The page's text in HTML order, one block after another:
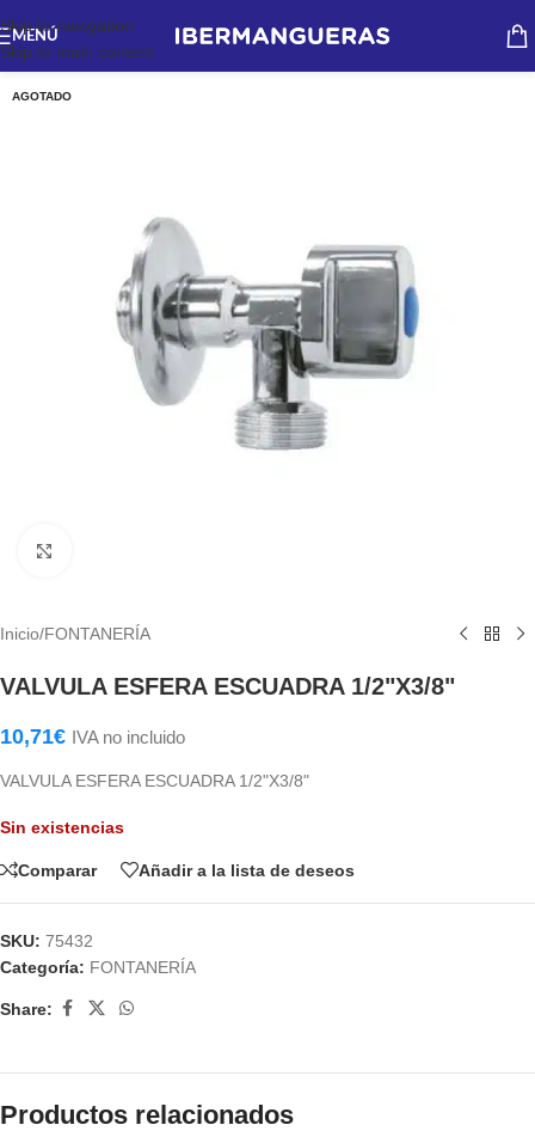
Skip to navigation
Skip to main content
MENÚ
AGOTADO
Inicio/FONTANERÍA
VALVULA ESFERA ESCUADRA 1/2"X3/8"
10,71€ IVA no incluido
VALVULA ESFERA ESCUADRA 1/2"X3/8"
Sin existencias
Comparar Añadir a la lista de deseos
SKU: 75432
Categoría: FONTANERÍA
Share:
Productos relacionados